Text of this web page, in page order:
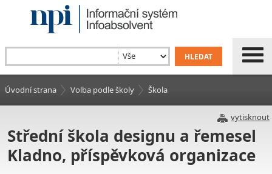
Úvodní strana Volba podle školy Škola
vytisknout
Střední škola designu a řemesel
Kladno, příspěvková organizace